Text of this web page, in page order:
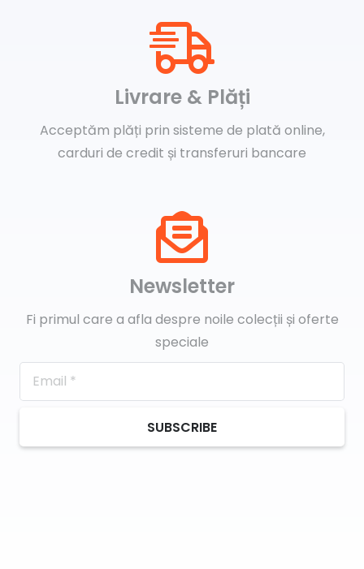
Livrare & Plăți
Acceptăm plăți prin sisteme de plată online,
carduri de credit și transferuri bancare
Newsletter
Fi primul care a afla despre noile colecții și oferte
speciale
SUBSCRIBE